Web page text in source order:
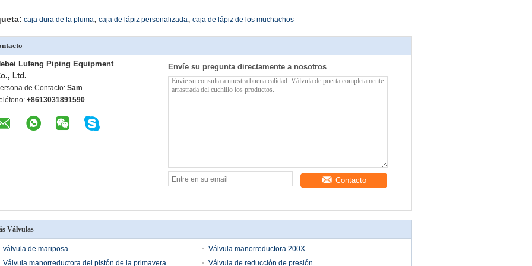
caja dura de la pluma, caja de lápiz personalizada, caja de lápiz de los muchachos
Lufeng Piping Equipment
Ltd.
de Contacto: Sam
+8613031891590
Envíe su pregunta directamente a nosotros
Contacto
Válvulas
válvula de mariposa
Válvula manorreductora 200X
Válvula manorreductora del pistón de la primavera
Válvula de reducción de presión